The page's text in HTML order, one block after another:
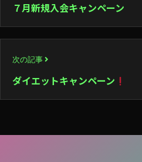
ナ
ビ
ゲ
ー
ョ
７月新規入会キャンペーン
次の記事
ダイエットキャンペーン